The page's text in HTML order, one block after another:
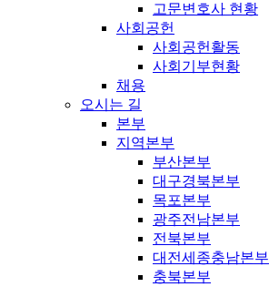
고문변호사 현황
사회공헌
사회공헌활동
사회기부현황
채용
오시는 길
본부
지역본부
부산본부
대구경북본부
목포본부
광주전남본부
전북본부
대전세종충남본부
충북본부